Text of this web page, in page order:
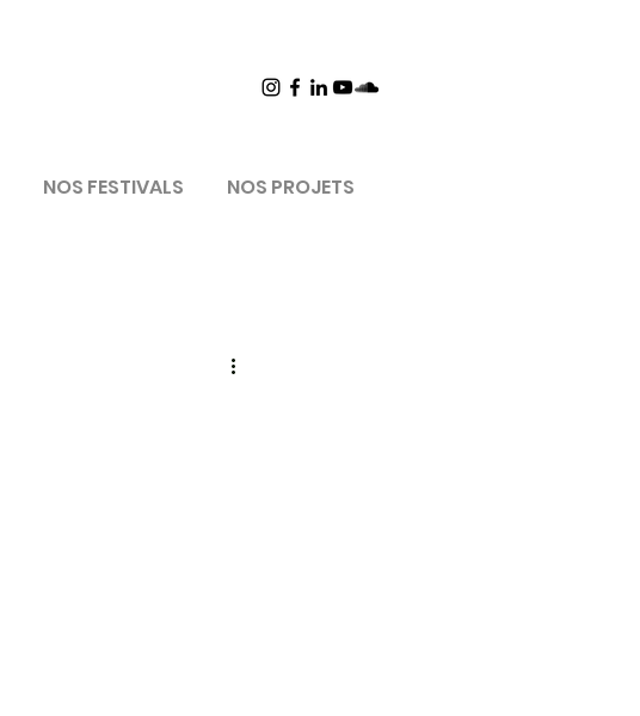
NOS FESTIVALS NOS PROJETS